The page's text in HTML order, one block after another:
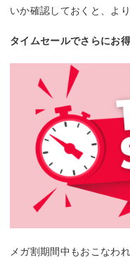
いか確認しておくと、よ
タイムセールでさらにお
メガ割期間中もおこなわ